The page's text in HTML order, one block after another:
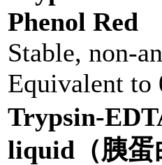
Phenol Red
Stable, non-
Equivalent to
Trypsin-
liquid（胰蛋